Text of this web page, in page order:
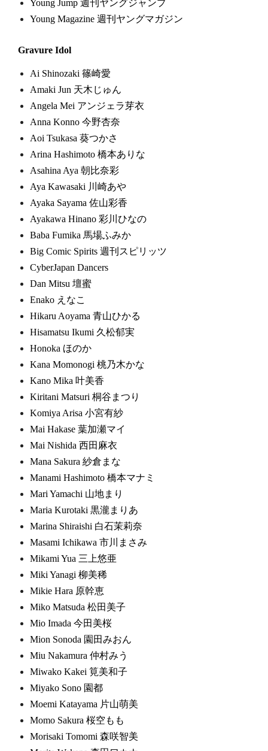
Young Jump 週刊ヤングジャンプ
Young Magazine 週刊ヤングマガジン
Gravure Idol
Ai Shinozaki 篠崎愛
Amaki Jun 天木じゅん
Angela Mei アンジェラ芽衣
Anna Konno 今野杏奈
Aoi Tsukasa 葵つかさ
Arina Hashimoto 橋本ありな
Asahina Aya 朝比奈彩
Aya Kawasaki 川崎あや
Ayaka Sayama 佐山彩香
Ayakawa Hinano 彩川ひなの
Baba Fumika 馬場ふみか
Big Comic Spirits 週刊スピリッツ
CyberJapan Dancers
Dan Mitsu 壇蜜
Enako えなこ
Hikaru Aoyama 青山ひかる
Hisamatsu Ikumi 久松郁実
Honoka ほのか
Kana Momonogi 桃乃木かな
Kano Mika 叶美香
Kiritani Matsuri 桐谷まつり
Komiya Arisa 小宮有紗
Mai Hakase 葉加瀬マイ
Mai Nishida 西田麻衣
Mana Sakura 紗倉まな
Manami Hashimoto 橋本マナミ
Mari Yamachi 山地まり
Maria Kurotaki 黒瀧まりあ
Marina Shiraishi 白石茉莉奈
Masami Ichikawa 市川まさみ
Mikami Yua 三上悠亜
Miki Yanagi 柳美稀
Mikie Hara 原幹恵
Miko Matsuda 松田美子
Mio Imada 今田美桜
Mion Sonoda 園田みおん
Miu Nakamura 仲村みう
Miwako Kakei 筧美和子
Miyako Sono 園都
Moemi Katayama 片山萌美
Momo Sakura 桜空もも
Morisaki Tomomi 森咲智美